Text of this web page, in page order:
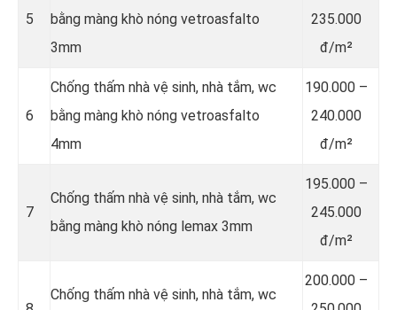
5
bằng màng khò nóng vetroasfalto
3mm
235.000
đ/m²
6
Chống thấm nhà vệ sinh, nhà tắm, wc
bằng màng khò nóng vetroasfalto
4mm
190.000 –
240.000
đ/m²
7
Chống thấm nhà vệ sinh, nhà tắm, wc
bằng màng khò nóng lemax 3mm
195.000 –
245.000
đ/m²
Chống thấm nhà vệ sinh, nhà tắm, wc
200.000 –